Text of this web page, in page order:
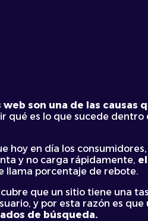
son una de las causas
qué es lo que sucede
hoy en día los
y no carga rápidamente,
llama porcentaje de rebote.
que un sitio tiene una
y por esta razón es que
de búsqueda.